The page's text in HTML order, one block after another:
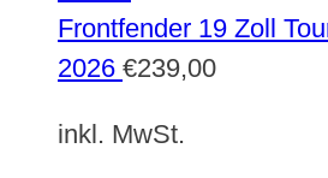
Frontfender 19 Zoll
2026 €239,00
inkl. MwSt.